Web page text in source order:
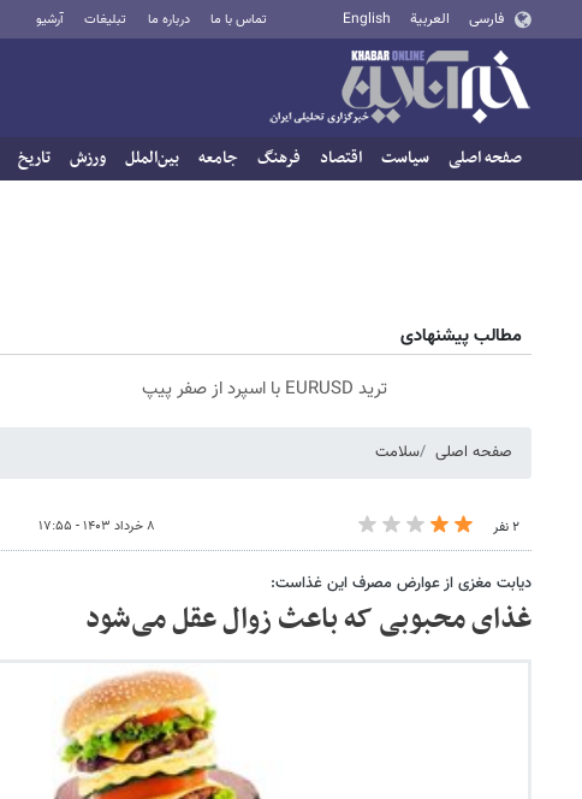
فارسی العربية English تماس با ما درباره ما تبلیغات آرشیو
صفحه اصلی سیاست اقتصاد فرهنگ جامعه بین‌الملل ورزش تاریخ
مطالب پیشنهادی
ترید EURUSD با اسپرد از صفر پیپ
صفحه اصلی سلامت
۲ نفر ۸ خرداد ۱۴۰۳ - ۱۷:۵۵
دیابت مغزی از عوارض مصرف این غذاست:
غذای محبوبی که باعث زوال عقل می‌شود